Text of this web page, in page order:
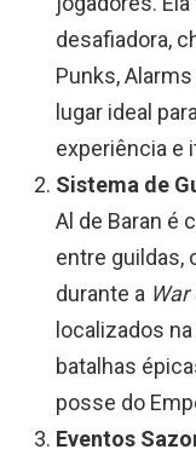
desafiadora,
Punks,
lugar ideal
experiência e
Sistema de
Al de Baran é
entre guildas,
durante a
localizados
batalhas
posse do
Eventos